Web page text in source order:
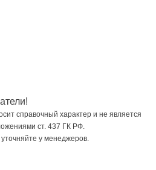
справочный характер и не является
ст. 437 ГК РФ.
у менеджеров.